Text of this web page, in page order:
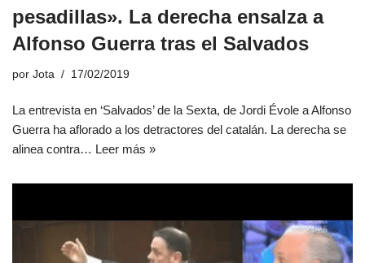
pesadillas». La derecha ensalza a
Alfonso Guerra tras el Salvados
por Jota 17/02/2019
La entrevista en ‘Salvados’ de la Sexta, de Jordi Évole a Alfonso
Guerra ha aflorado a los detractores del catalán. La derecha se
alinea contra… Leer más »